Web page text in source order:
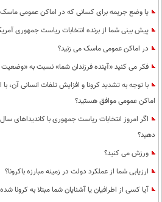
یا وضع جریمه برای کسانی که در اماکن عمومی ماسک
پیش بینی شما از برنده انتخابات ریاست جمهوری
در اماکن عمومی ماسک می زنید؟
فکر می کنید «آینده فرزندان شما» نسبت به
با توجه به تشدید کرونا و افزایش تلفات انسانی آن،
اماکن عمومی موافق هستید؟
دهید؟
ورزش می کنید؟
ارزیابی شما از عملکرد دولت در زمینه مبارزه باکرونا؟
آیا کسی از اطرافیان یا آشنایان شما مبتلا به کرونا